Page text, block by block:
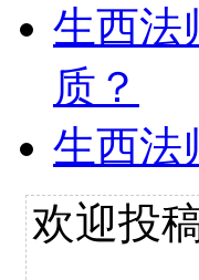
生西法
质？
生西法
欢迎投